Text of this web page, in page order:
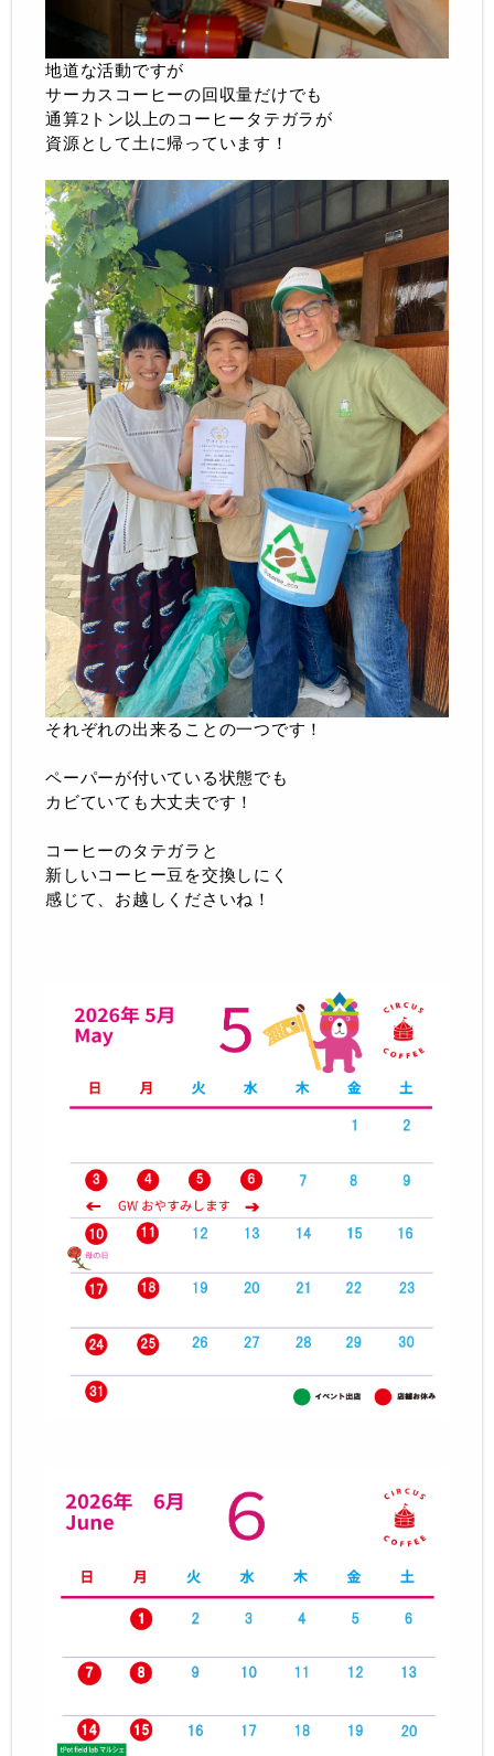
地道な活動ですが
サーカスコーヒーの回収量だけでも
通算2トン以上のコーヒータテガラが
資源として土に帰っています！
それぞれの出来ることの一つです！
ペーパーが付いている状態でも
カビていても大丈夫です！
コーヒーのタテガラと
新しいコーヒー豆を交換しにく
感じて、お越しくださいね！